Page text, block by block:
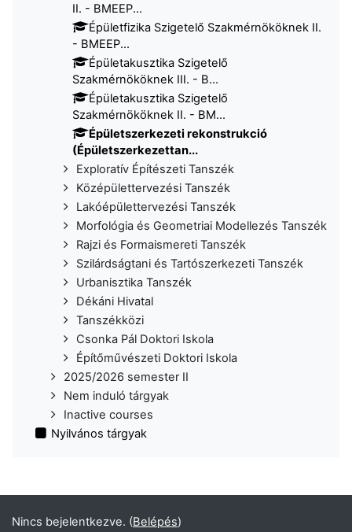
II. - BMEEP...
Épületfizika Szigetelő Szakmérnököknek II.
- BMEEP...
Épületakusztika Szigetelő
Szakmérnököknek III. - B...
Épületakusztika Szigetelő
Szakmérnököknek II. - BM...
Épületszerkezeti rekonstrukció
(Épületszerkezettan...
Exploratív Építészeti Tanszék
Középülettervezési Tanszék
Lakóépülettervezési Tanszék
Morfológia és Geometriai Modellezés Tanszék
Rajzi és Formaismereti Tanszék
Szilárdságtani és Tartószerkezeti Tanszék
Urbanisztika Tanszék
Dékáni Hivatal
Tanszékközi
Csonka Pál Doktori Iskola
Építőművészeti Doktori Iskola
2025/2026 semester II
Nem induló tárgyak
Inactive courses
Nyilvános tárgyak
Nincs bejelentkezve. (Belépés)